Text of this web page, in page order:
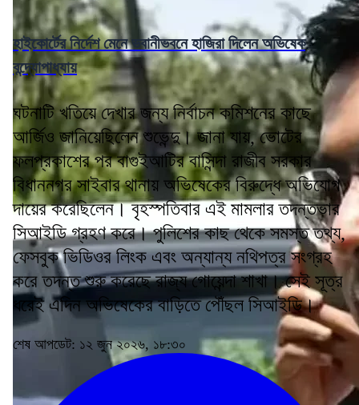
হাইকোর্টের নির্দেশ মেনে ভবানীভবনে হাজিরা দিলেন অভিষেক
বন্দ্যোপাধ্যায়
ঘটনাটি খতিয়ে দেখার জন্য নির্বাচন কমিশনের কাছে
আর্জিও জানিয়েছিলেন শুভেন্দু। জানা যায়, ভোটের
ফলপ্রকাশের পর বাগুইআটির বাসিন্দা রাজীব সরকার
বিধাননগর সাইবার থানায় অভিষেকের বিরুদ্ধে অভিযোগ
দায়ের করেছিলেন। বৃহস্পতিবার এই মামলার তদন্তভার
সিআইডি গ্রহণ করে। পুলিশের কাছ থেকে সমস্ত তথ্য,
ফেসবুক ভিডিওর লিংক এবং অন্যান্য নথিপত্র সংগ্রহ
করে তদন্ত শুরু করেছে রাজ্য গোয়েন্দা শাখা। সেই সূত্র
ধরেই এদিন অভিষেকের বাড়িতে পৌঁছল সিআইডি।
শেষ আপডেট: ১২ জুন ২০২৬, ১৮:৩০